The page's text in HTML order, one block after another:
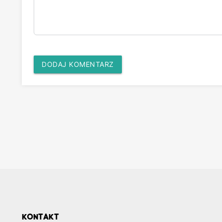
DODAJ KOMENTARZ
KONTAKT